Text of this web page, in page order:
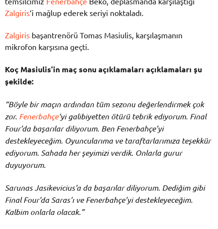
Zalgiris‘i mağlup ederek seriyi noktaladı.
Zalgiris başantrenörü Tomas Masiulis, karşılaşmanın
mikrofon karşısına geçti.
Koç Masiulis’in maç sonu açıklamaları açıklamaları şu
şekilde:
“Böyle bir maçın ardından tüm sezonu değerlendirmek çok
zor. Fenerbahçe‘yi galibiyetten ötürü tebrik ediyorum. Final
Four’da başarılar diliyorum. Ben Fenerbahçe’yi
destekleyeceğim. Oyuncularıma ve taraftarlarımıza teşekkür
ediyorum. Sahada her şeyimizi verdik. Onlarla gurur
duyuyorum.
Sarunas Jasikevicius’a da başarılar diliyorum. Dediğim gibi
Final Four’da Saras’ı ve Fenerbahçe’yi destekleyeceğim.
Kalbim onlarla olacak.”